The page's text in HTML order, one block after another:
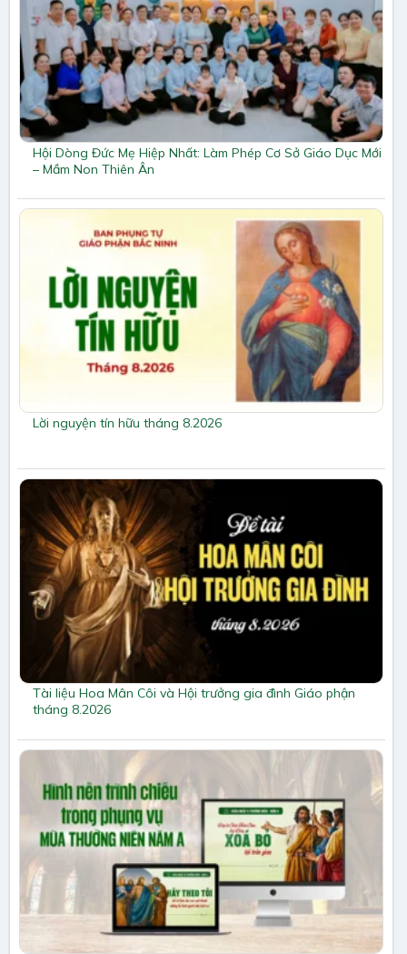
Hội Dòng Đức Mẹ Hiệp Nhất: Làm Phép Cơ Sở Giáo Dục Mới
– Mầm Non Thiên Ân
Lời nguyện tín hữu tháng 8.2026
Tài liệu Hoa Mân Côi và Hội trưởng gia đình Giáo phận
tháng 8.2026